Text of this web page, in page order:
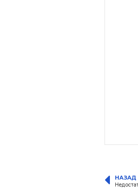
НАЗАД